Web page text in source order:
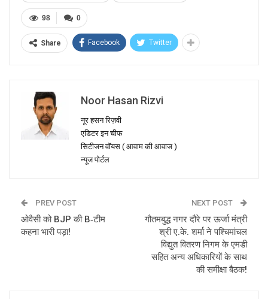
0
98
Share Facebook Twitter
Noor Hasan Rizvi
नूर हसन रिज़वी
एडिटर इन चीफ
सिटीजन वॉयस ( आवाम की आवाज )
न्यूज पोर्टल
PREV POST
ओवैसी को BJP की B‑टीम
कहना भारी पड़ा!
NEXT POST
गौतमबुद्ध नगर दौरे पर ऊर्जा मंत्री
श्री ए.के. शर्मा ने पश्चिमांचल
विद्युत वितरण निगम के एमडी
सहित अन्य अधिकारियों के साथ
की समीक्षा बैठक!